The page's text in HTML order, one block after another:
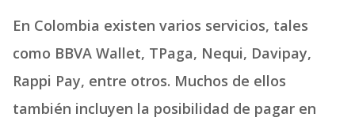
En Colombia existen varios servicios, tales
como BBVA Wallet, TPaga, Nequi, Davipay,
Rappi Pay, entre otros. Muchos de ellos
también incluyen la posibilidad de pagar en